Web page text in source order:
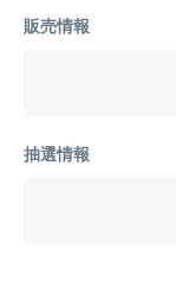
販売情報
抽選情報